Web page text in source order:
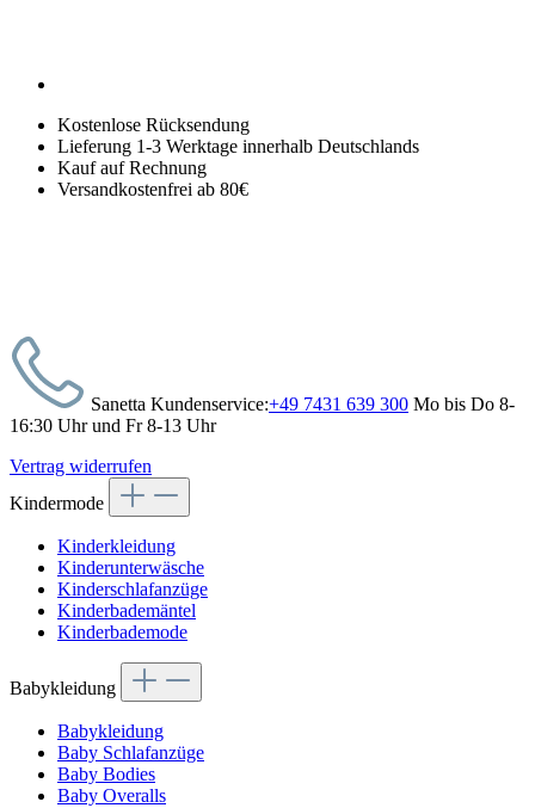
Kostenlose Rücksendung
Lieferung 1-3 Werktage innerhalb Deutschlands
Kauf auf Rechnung
Versandkostenfrei ab 80€
Sanetta Kundenservice:+49 7431 639 300 Mo bis Do 8-
16:30 Uhr und Fr 8-13 Uhr
Vertrag widerrufen
Kindermode
Kinderkleidung
Kinderunterwäsche
Kinderschlafanzüge
Kinderbademäntel
Kinderbademode
Babykleidung
Babykleidung
Baby Schlafanzüge
Baby Bodies
Baby Overalls